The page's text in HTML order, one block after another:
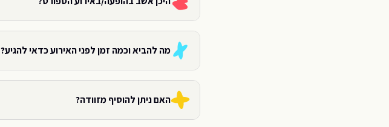
מה להביא וכמה זמן לפני האירוע כדאי להגיע?
האם ניתן להוסיף מזוודה?